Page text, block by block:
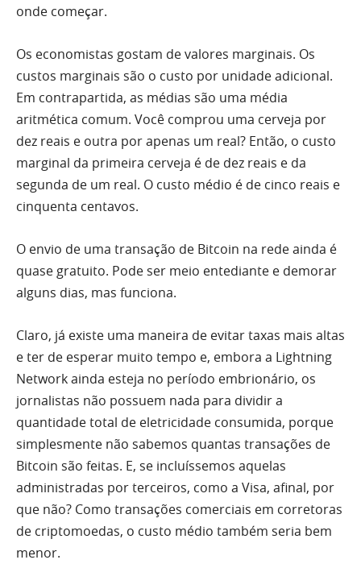
onde começar.
Os economistas gostam de valores marginais. Os
custos marginais são o custo por unidade adicional.
Em contrapartida, as médias são uma média
aritmética comum. Você comprou uma cerveja por
dez reais e outra por apenas um real? Então, o custo
marginal da primeira cerveja é de dez reais e da
segunda de um real. O custo médio é de cinco reais e
cinquenta centavos.
O envio de uma transação de Bitcoin na rede ainda é
quase gratuito. Pode ser meio entediante e demorar
alguns dias, mas funciona.
Claro, já existe uma maneira de evitar taxas mais altas
e ter de esperar muito tempo e, embora a Lightning
Network ainda esteja no período embrionário, os
jornalistas não possuem nada para dividir a
quantidade total de eletricidade consumida, porque
simplesmente não sabemos quantas transações de
Bitcoin são feitas. E, se incluíssemos aquelas
administradas por terceiros, como a Visa, afinal, por
que não? Como transações comerciais em corretoras
de criptomoedas, o custo médio também seria bem
menor.